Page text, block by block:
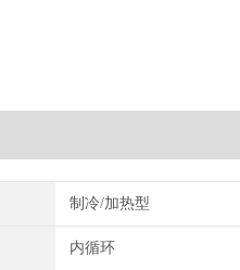
制冷/加热型
内循环